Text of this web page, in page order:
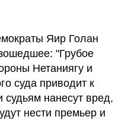
"Грубое
Нетаниягу и
суда приводит к
нанесут вред,
нести премьер и